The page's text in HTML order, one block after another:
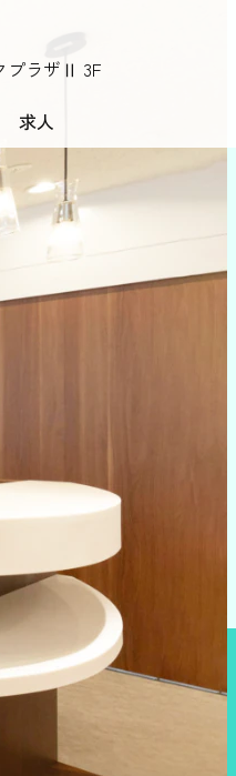
プラザⅡ 3F
求人